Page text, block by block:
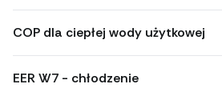
COP dla ciepłej wody użytkowej
EER W7 - chłodzenie